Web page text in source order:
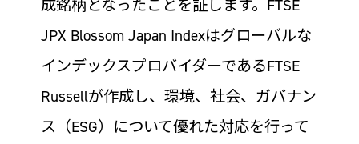
成銘柄となったことを証します。FTSE
JPX Blossom Japan Indexはグローバルな
インデックスプロバイダーであるFTSE
Russellが作成し、環境、社会、ガバナン
ス（ESG）について優れた対応を行って